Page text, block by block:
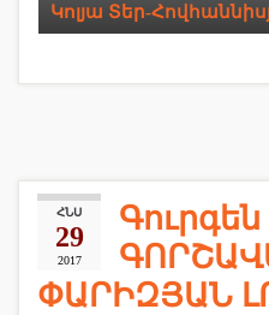
Կոլյա Տեր-
ՀՆՍ
29
2017
Գուրգեն
ՓԱՐԻԶՅԱՆ